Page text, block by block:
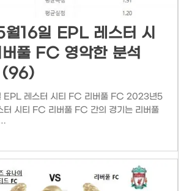
16일 EPL 레스터 시
풀 FC 영악한 분석
EPL 레스터 시티 FC 리버풀 FC 2023년5
터 시티 FC 리버풀 FC 간의 경기는 리버풀